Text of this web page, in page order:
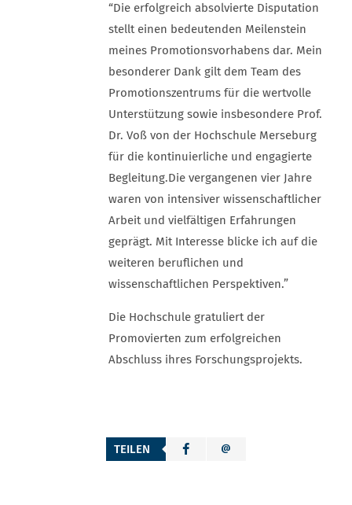
“Die erfolgreich absolvierte Disputation
stellt einen bedeutenden Meilenstein
meines Promotionsvorhabens dar. Mein
besonderer Dank gilt dem Team des
Promotionszentrums für die wertvolle
Unterstützung sowie insbesondere Prof.
Dr. Voß von der Hochschule Merseburg
für die kontinuierliche und engagierte
Begleitung.Die vergangenen vier Jahre
waren von intensiver wissenschaftlicher
Arbeit und vielfältigen Erfahrungen
geprägt. Mit Interesse blicke ich auf die
weiteren beruflichen und
wissenschaftlichen Perspektiven.”
Die Hochschule gratuliert der
Promovierten zum erfolgreichen
Abschluss ihres Forschungsprojekts.
TEILEN